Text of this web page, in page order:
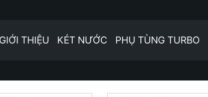
GIỚI THIỆU KÉT NƯỚC PHỤ TÙNG TURBO